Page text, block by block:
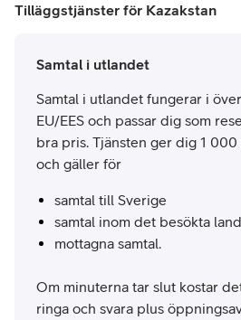
Tilläggstjänster för Kazakstan
Samtal i utlandet
Samtal i utlandet fungerar i
EU/EES och passar dig som
bra pris. Tjänsten ger dig 1
och gäller för
samtal till Sverige
samtal inom det besökta
mottagna samtal.
Om minuterna tar slut kostar
ringa och svara plus